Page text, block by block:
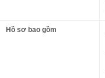
Hồ sơ bao gồm